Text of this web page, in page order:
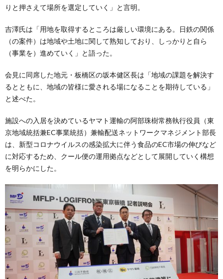
りと押さえて場所を選定していく」と言明。
吉澤氏は「用地を取得するところは厳しい環境にある。日鉄の関係
（の案件）は地域や土地に関して熟知しており、しっかりと自ら
（事業を）進めていく」と語った。
会見に同席した地元・板橋区の坂本健区長は「地域の課題を解決す
るとともに、地域の皆様に愛される場になることを期待している」
と述べた。
施設への入居を決めているヤマト運輸の阿部珠樹常務執行役員（東
京地域統括兼EC事業統括）兼輸配送ネットワークマネジメント部長
は、新型コロナウイルスの感染拡大に伴う食品のEC市場の伸びなど
に対応するため、クール便の運用拠点などとして展開していく構想
を明らかにした。